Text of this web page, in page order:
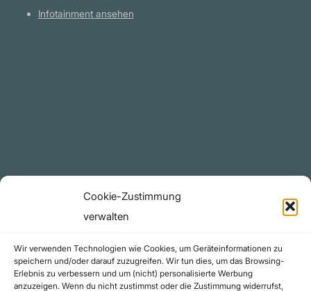
Cookie-Zustimmung
verwalten
Wir verwenden Technologien wie Cookies, um Geräteinformationen zu
speichern und/oder darauf zuzugreifen. Wir tun dies, um das Browsing-
Erlebnis zu verbessern und um (nicht) personalisierte Werbung
anzuzeigen. Wenn du nicht zustimmst oder die Zustimmung widerrufst,
Infotainment ansehen
Datenschutzerklärung
Cookie-Richtlinie (EU)
Impressum